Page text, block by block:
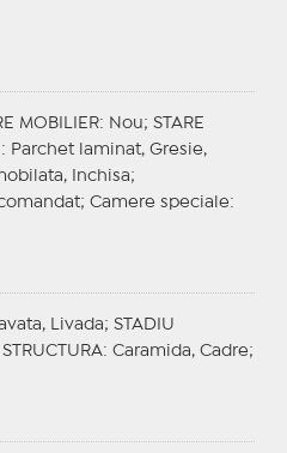
MOBILIER: Nou; STARE
: Parchet laminat, Gresie,
Inchisa;
Camere speciale:
Livada; STADIU
STRUCTURA: Caramida, Cadre;